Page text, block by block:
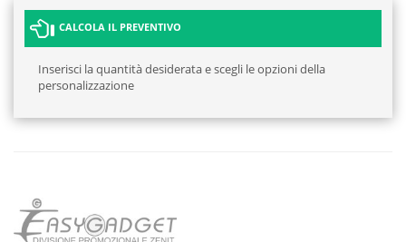
CALCOLA IL PREVENTIVO
Inserisci la quantità desiderata e scegli le opzioni della
personalizzazione